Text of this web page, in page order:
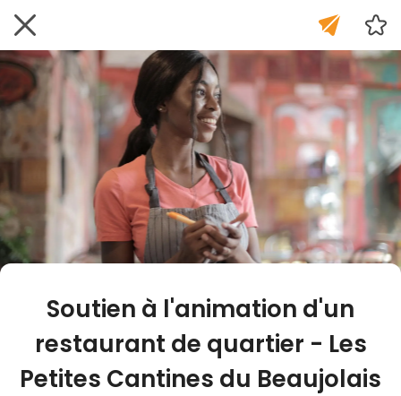
Soutien à l'animation d'un
restaurant de quartier - Les
Petites Cantines du Beaujolais